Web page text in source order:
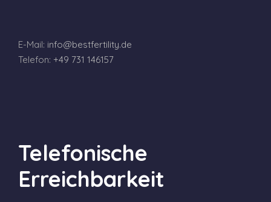
E-Mail: info@bestfertility.de
Telefon: +49 731 146157
Telefonische
Erreichbarkeit